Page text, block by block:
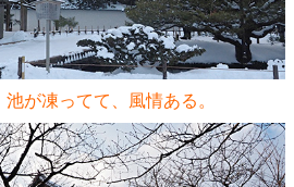
が凍ってて、風情ある。